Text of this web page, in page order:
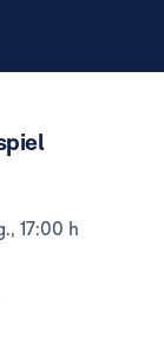
17:00 h